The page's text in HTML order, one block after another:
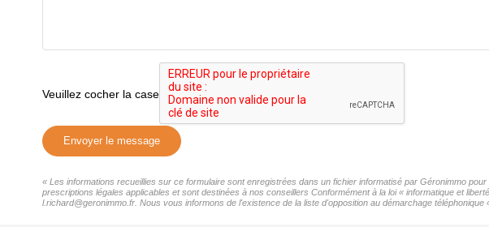
Veuillez cocher la case
Envoyer le message
« Les informations recueillies sur ce formulaire sont enregistrées dans un fichier informatisé par Géronimmo
prescriptions légales applicables et sont destinées à nos conseillers Conformément à la loi « informatique et
l.richard@geronimmo.fr. Nous vous informons de l'existence de la liste d'opposition au démarchage